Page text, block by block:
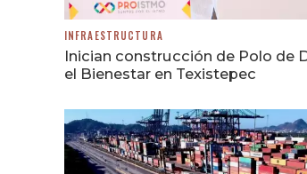
INFRAESTRUCTURA
Inician construcción de Polo de
el Bienestar en Texistepec